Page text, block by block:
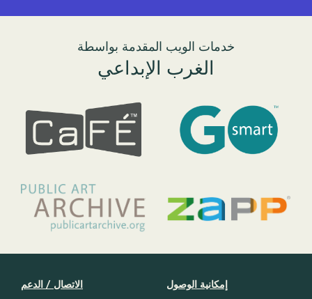
خدمات الويب المقدمة بواسطة
الغرب الإبداعي
الاتصال / الدعم إمكانية الوصول